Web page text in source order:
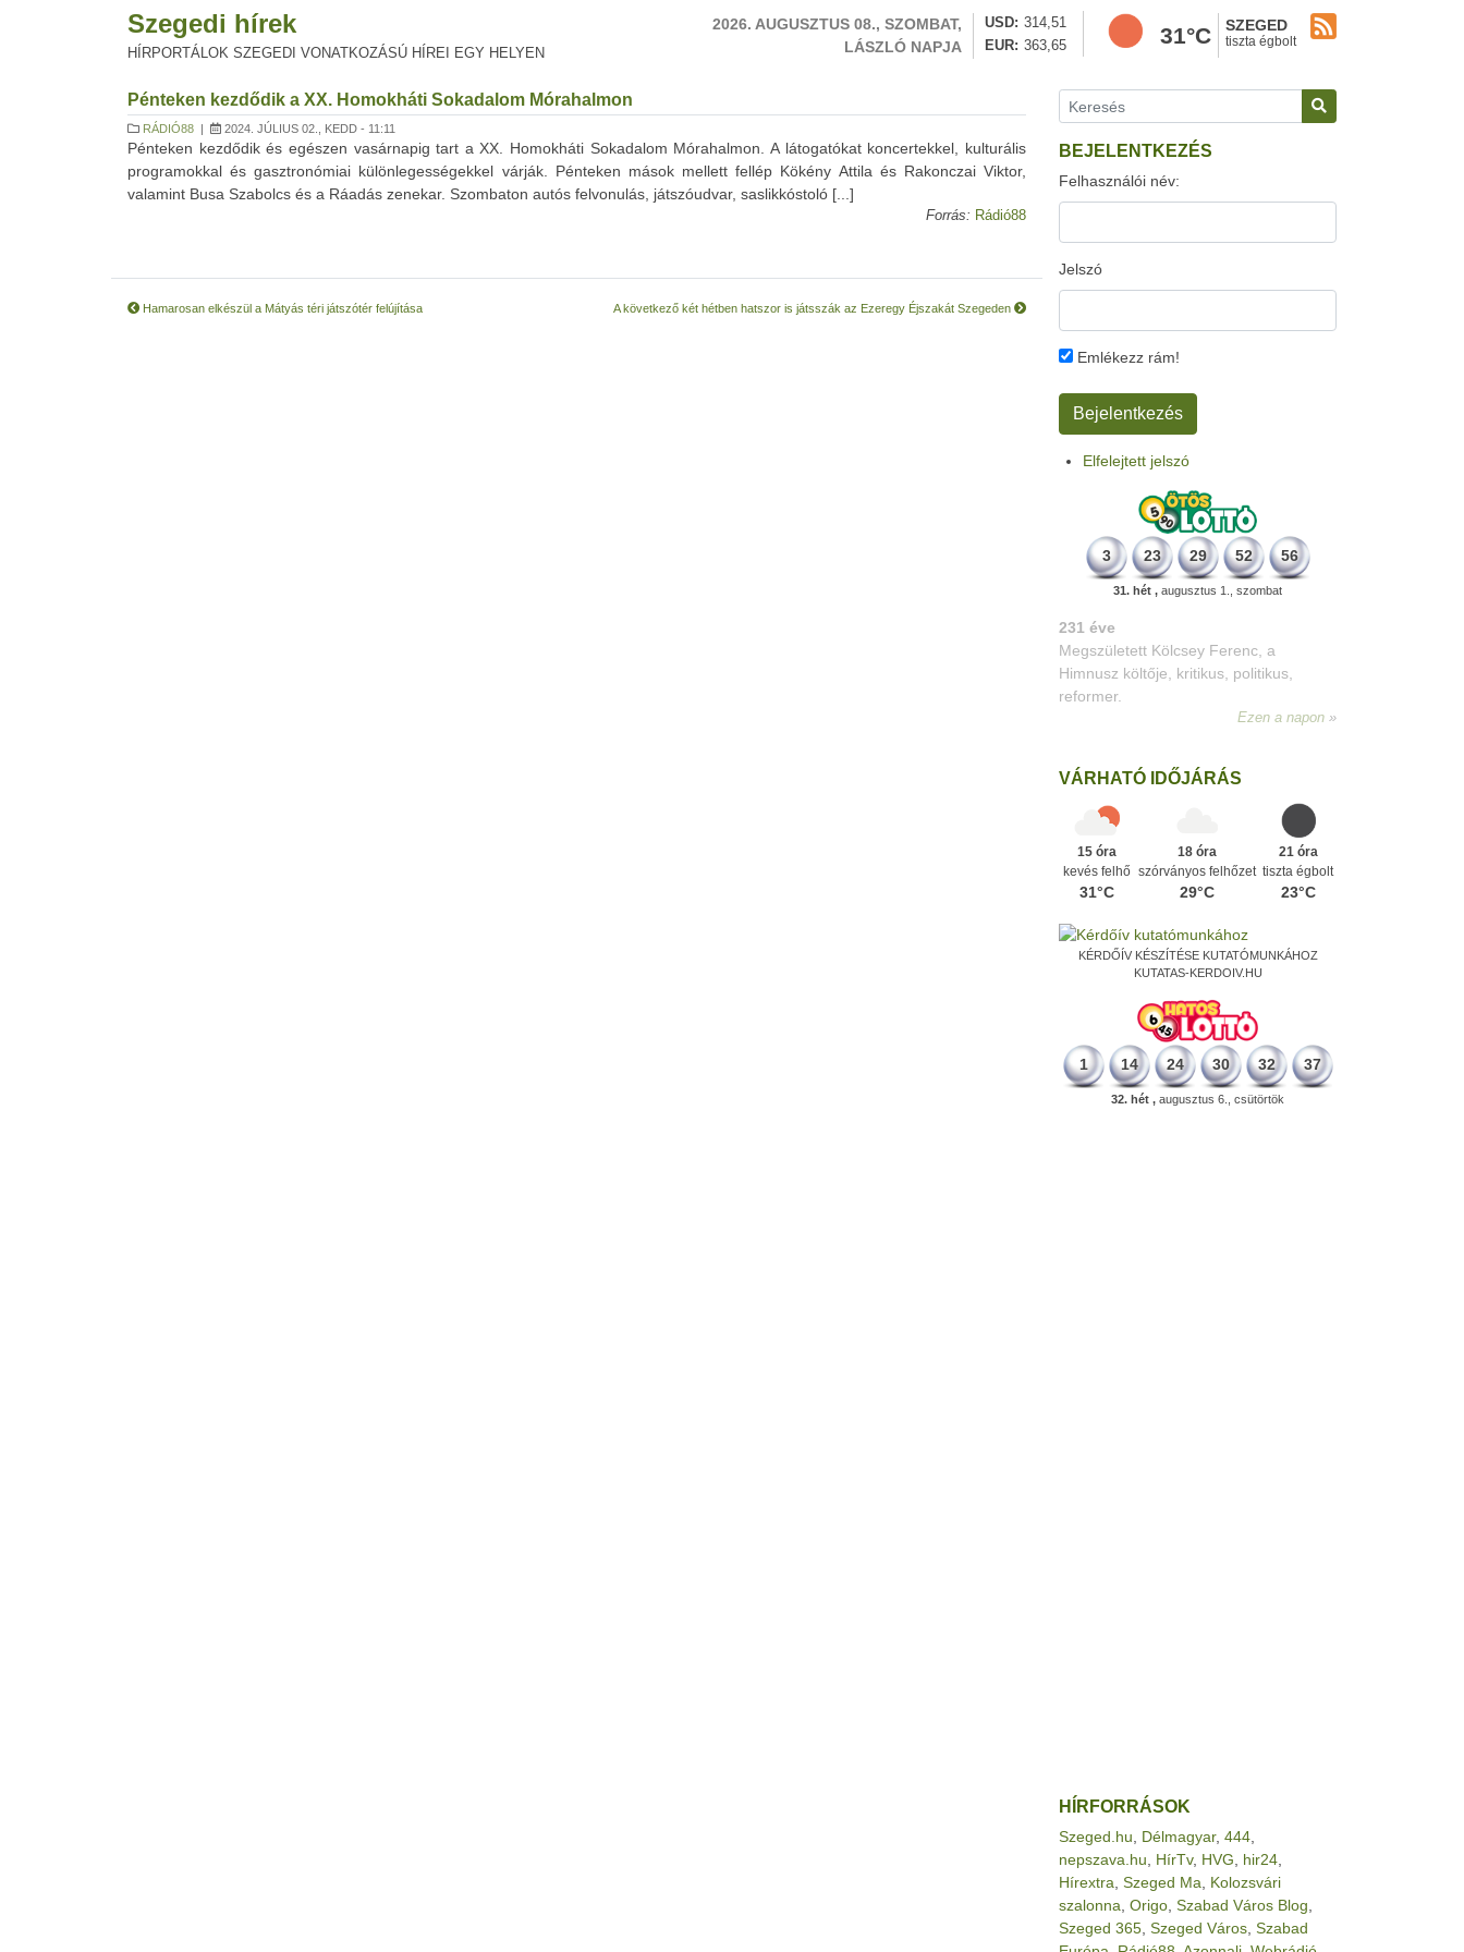
Szegedi hírek
HÍRPORTÁLOK SZEGEDI VONATKOZÁSÚ HÍREI EGY HELYEN
2026. AUGUSZTUS 08., SZOMBAT,
LÁSZLÓ NAPJA
USD
314,51
EUR
363,65 31°C SZEGED
tiszta égbolt
Pénteken kezdődik a XX. Homokháti Sokadalom Mórahalmon
RÁDIÓ88 | 2024. JÚLIUS 02., KEDD - 11:11
Pénteken kezdődik és egészen vasárnapig tart a XX. Homokháti Sokadalom Mórahalmon. A látogatókat koncertekkel, kulturális
programokkal és gasztronómiai különlegességekkel várják. Pénteken mások mellett fellép Kökény Attila és Rakonczai Viktor,
valamint Busa Szabolcs és a Ráadás zenekar. Szombaton autós felvonulás, játszóudvar, saslikkóstoló [...]
Forrás: Rádió88
Hamarosan elkészül a Mátyás téri játszótér felújítása A következő két hétben hatszor is játsszák az Ezeregy Éjszakát Szegeden
BEJELENTKEZÉS
Felhasználói név:
Jelszó
Emlékezz rám!
Elfelejtett jelszó
3 23 29 52 56
31. hét , augusztus 1., szombat
331 éve
Megszületett Mikes Kelemen
memoáríró, műfordító, a XVIII. századi
magyar prózairodalom legnagyobb
VÁRHATÓ IDŐJÁRÁS
15 óra
kevés felhő
31°C
18 óra
szórványos felhőzet
29°C
21 óra
tiszta égbolt
23°C
KÉRDŐÍV KÉSZÍTÉSE KUTATÓMUNKÁHOZ
KUTATAS-KERDOIV.HU
1 14 24 30 32 37
32. hét , augusztus 6., csütörtök
HÍRFORRÁSOK
Szeged.hu Délmagyar, 444
nepszava.hu
HírTv, HVG hir24
Hírextra Szeged Ma
Kolozsvári
szalonna Origo Szabad Város Blog
Szeged 365 Szeged Város Szabad